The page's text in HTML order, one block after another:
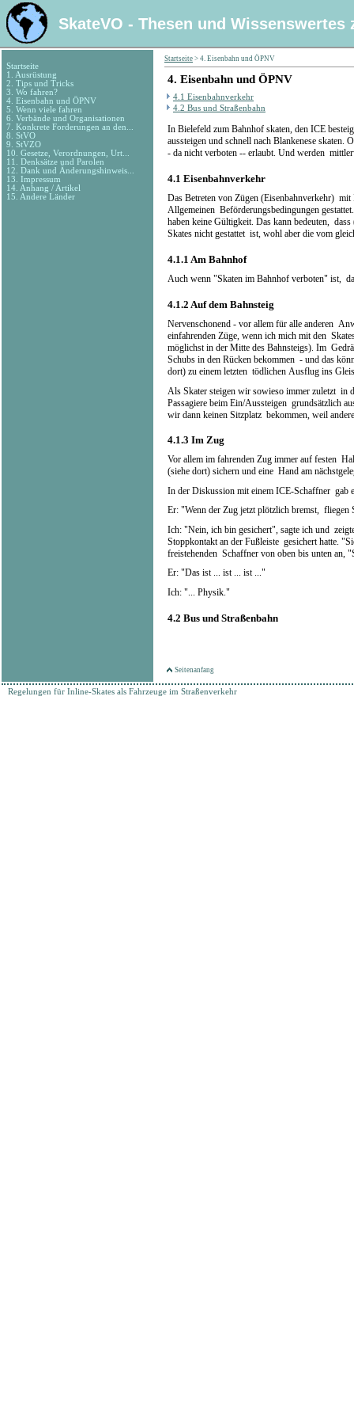
SkateVO - Thesen und
Startseite
1. Ausrüstung
2. Tips und Tricks
3. Wo fahren?
4. Eisenbahn und ÖPNV
5. Wenn viele fahren
6. Verbände und Organisationen
7. Konkrete Forderungen an den...
8. StVO
9. StVZO
10. Gesetze, Verordnungen, Urt...
11. Denksätze und Parolen
12. Dank und Änderungshinweis...
13. Impressum
14. Anhang / Artikel
15. Andere Länder
Startseite > 4. Eisenbahn und ÖPNV
4. Eisenbahn und ÖPNV
4.1 Eisenbahnverkehr
4.2 Bus und Straßenbahn
In Bielefeld zum Bahnhof skaten, den ICE
aussteigen und schnell nach Blankenese skaten.
- da nicht verboten -- erlaubt. Und werden
4.1 Eisenbahnverkehr
Das Betreten von Zügen (Eisenbahnverkehr)
Allgemeinen Beförderungsbedingungen
haben keine Gültigkeit. Das kann bedeuten,
Skates nicht gestattet ist, wohl aber die vom
4.1.1 Am Bahnhof
Auch wenn "Skaten im Bahnhof verboten" ist,
4.1.2 Auf dem Bahnsteig
Nervenschonend - vor allem für alle anderen
einfahrenden Züge, wenn ich mich mit den
möglichst in der Mitte des Bahnsteigs). Im
Schubs in den Rücken bekommen - und das
dort) zu einem letzten tödlichen Ausflug ins
Als Skater steigen wir sowieso immer zuletzt in
Passagiere beim Ein/Aussteigen grundsätzlich
wir dann keinen Sitzplatz bekommen, weil
4.1.3 Im Zug
Vor allem im fahrenden Zug immer auf festen
(siehe dort) sichern und eine Hand am
In der Diskussion mit einem ICE-Schaffner gab
Er: "Wenn der Zug jetzt plötzlich bremst, fliegen
Ich: "Nein, ich bin gesichert", sagte ich und
Stoppkontakt an der Fußleiste gesichert hatte.
freistehenden Schaffner von oben bis unten an,
Er: "Das ist ... ist ... ist ..."
Ich: "... Physik."
4.2 Bus und Straßenbahn
Seitenanfang
Regelungen für Inline-Skates als Fahrzeuge im Straßenverkehr